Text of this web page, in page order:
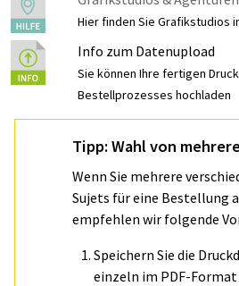
Hier finden Sie Grafikstudios
Info zum Datenupload
Sie können Ihre fertigen
Bestellprozesses hochladen
Tipp: Wahl von
Wenn Sie mehrere
Sujets für eine Bestellung
empfehlen wir folgende
Speichern Sie die
einzeln im PDF-Format